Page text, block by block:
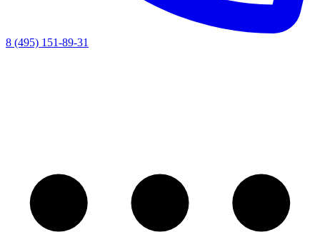
8 (495) 151-89-31